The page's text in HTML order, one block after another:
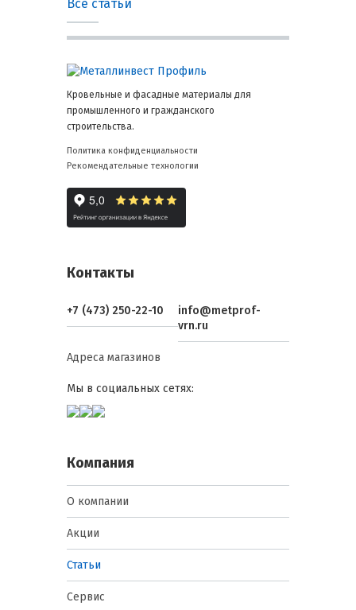
Все статьи
Кровельные и фасадные материалы для
промышленного и гражданского
строительства.
Политика конфиденциальности
Рекомендательные технологии
Контакты
+7 (473) 250-22-10
info@metprof-
vrn.ru
Адреса магазинов
Мы в социальных сетях:
Компания
О компании
Акции
Статьи
Сервис